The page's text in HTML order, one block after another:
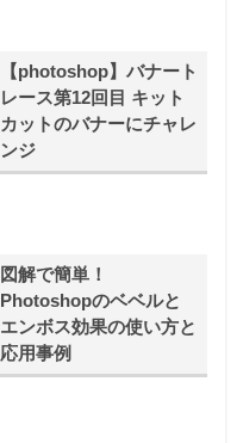
【photoshop】バナート
レース第12回目 キット
カットのバナーにチャレ
ンジ
図解で簡単！
Photoshopのベベルと
エンボス効果の使い方と
応用事例